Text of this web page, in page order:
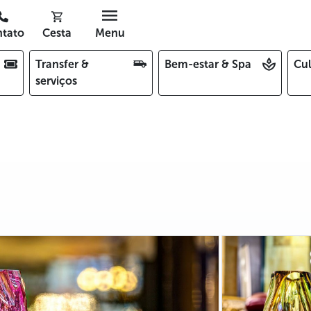
Cesta Menu
Transfer &
serviços
Bem-estar & Spa